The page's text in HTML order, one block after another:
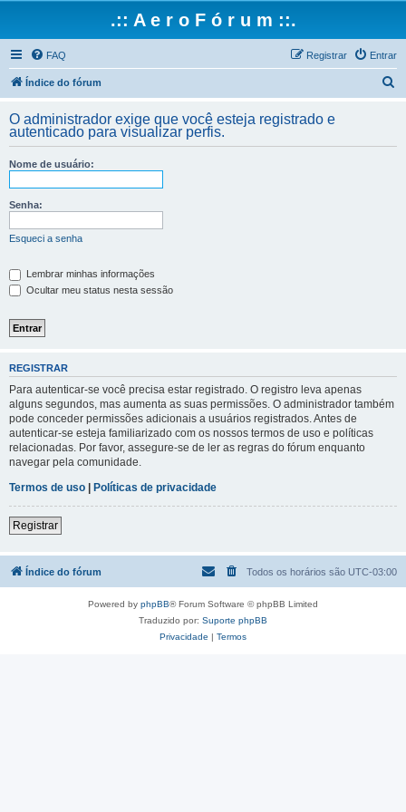
.:: A e r o F ó r u m ::.
FAQ Entrar
Registrar
Índice do fórum
q
O administrador exige que você esteja registrado e
autenticado para visualizar perfis.
Nome de usuário:
Senha:
Esqueci a senha
Lembrar minhas informações
Ocultar meu status nesta sessão
REGISTRAR
Para autenticar-se você precisa estar registrado. O registro leva apenas
alguns segundos, mas aumenta as suas permissões. O administrador também
pode conceder permissões adicionais a usuários registrados. Antes de
autenticar-se esteja familiarizado com os nossos termos de uso e políticas
relacionadas. Por favor, assegure-se de ler as regras do fórum enquanto
navegar pela comunidade.
Termos de uso | Políticas de privacidade
Registrar
Índice do fórum Todos os horários são UTC-03:00
Powered by phpBB® Forum Software © phpBB Limited
Traduzido por: Suporte phpBB
Privacidade | Termos